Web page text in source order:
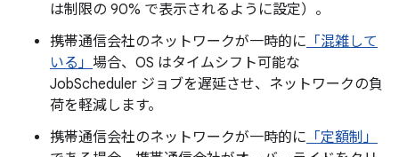
は制限の 90% で表示されるように設定）。
携帯通信会社のネットワークが一時的に 「混雑して
いる」 場合、OS はタイムシフト可能な
JobScheduler ジョブを遅延させ、ネットワークの負
荷を軽減します。
携帯通信会社のネットワークが一時的に 「定額制」